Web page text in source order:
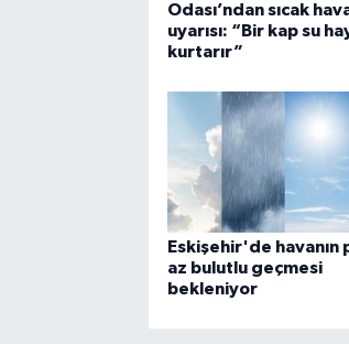
Odası’ndan sıcak
uyarısı: “Bir kap su
kurtarır”
Eskişehir'de havanın
az bulutlu geçmesi
bekleniyor